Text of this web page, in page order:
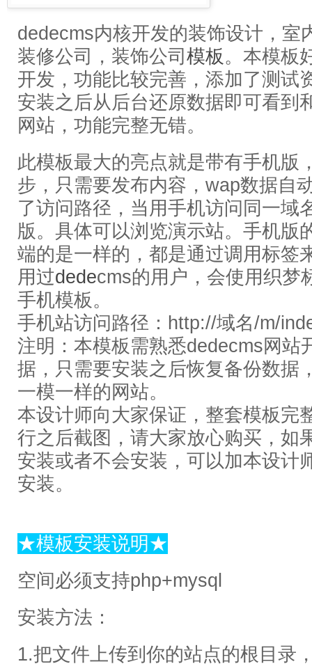
dedecms内核开发的装饰设计，室
装修公司，装饰公司 模板。本模板
开发，功能比较完善，添加了测试
安装之后从后台还原数据即可看到
网站，功能完整无错。
此模板最大的亮点就是带有手机版
步，只需要发布内容，wap数据自
了访问路径，当用手机访问同一域
版。具体可以浏览演示站。手机版
端的是一样的，都是通过调用标签
用过dedecms的用户，会使用织梦
手机模板。
手机站访问路径：http://域名/m/
注明：本模板需熟悉dedecms网站
据，只需要安装之后恢复备份数据
一模一样的网站。
本设计师向大家保证，整套模板完
行之后截图，请大家放心购买，如
安装或者不会安装，可以加本设计
安装。
★模板安装说明★
空间必须支持php+mysql
安装方法：
1.把文件上传到你的站点的根目录